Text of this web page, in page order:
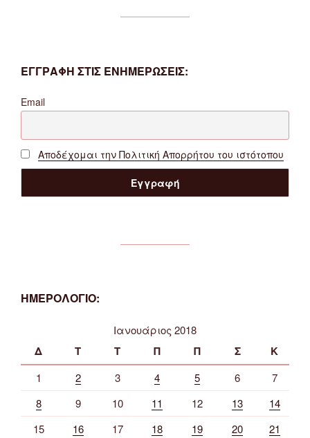
ΕΓΓΡΑΦΗ ΣΤΙΣ ΕΝΗΜΕΡΩΣΕΙΣ:
Email
Αποδέχομαι την Πολιτική Απορρήτου του ιστότοπου
ΗΜΕΡΟΛΟΓΙΟ:
Ιανουάριος 2018
Δ Τ Τ Π Π Σ Κ
1 2 3 4 5 6
7
8
9 10 11 12 13
14
15
16 17 18 19 20 21